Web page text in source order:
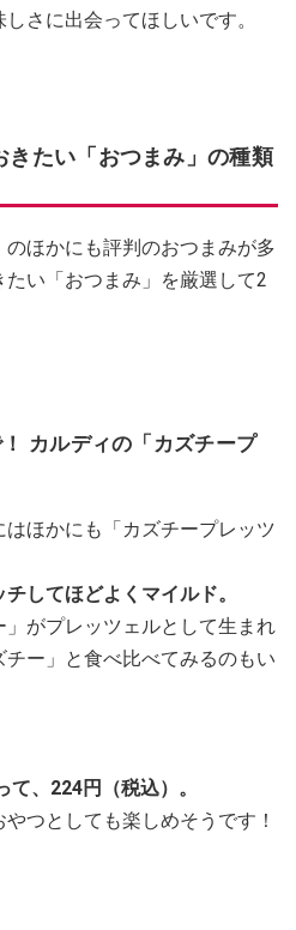
さに出会ってほしいです。
きたい「おつまみ」の種類
ほかにも評判のおつまみが多
い「おつまみ」を厳選して2
カルディの「カズチープ
ほかにも「カズチープレッツ
してほどよくマイルド。
がプレッツェルとして生まれ
ー」と食べ比べてみるのもい
、224円（税込）。
つとしても楽しめそうです！